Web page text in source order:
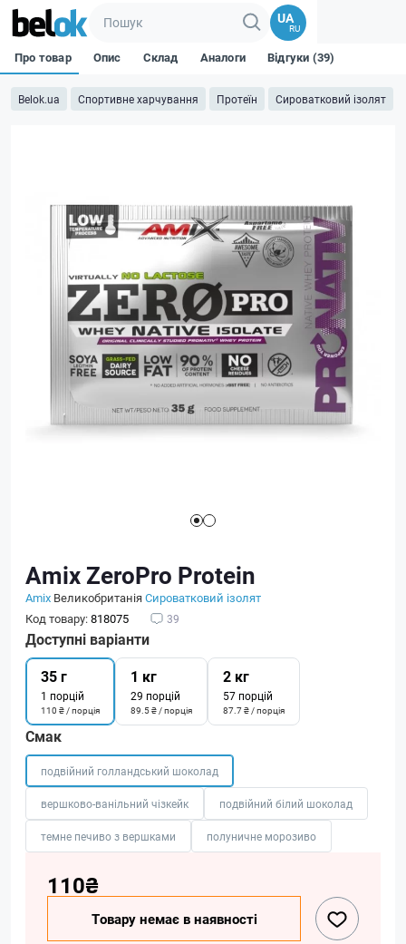
UA
RU
Belok.ua Спортивне харчування Протеїн Сироватковий ізолят
Про товар Опис Склад Аналоги Відгуки (39)
Amix ZeroPro Protein
Amix ВеликобританіяСироватковий ізолят
Код товару:818075 39
Доступні варіанти
35 г
1 порцій
110 ₴ / порція
1 кг
29 порцій
89.5 ₴ / порція
2 кг
57 порцій
87.7 ₴ / порція
Смак
подвійний голландський шоколад
вершково-ванільний чізкейк подвійний білий шоколад
темне печиво з вершками полуничне морозиво
110₴
Товару немає в наявності